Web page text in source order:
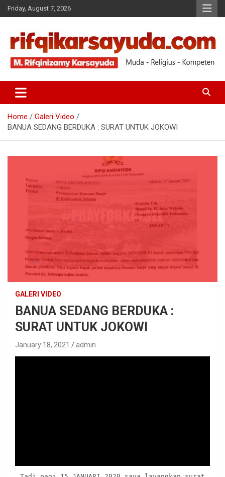
Friday, August 7, 2026
RIFQI KARSAYUDA
Home
Galeri Video
BANUA SEDANG BERDUKA : SURAT UNTUK JOKOWI
GALERI VIDEO
BANUA SEDANG BERDUKA :
SURAT UNTUK JOKOWI
January 18, 2021 admin